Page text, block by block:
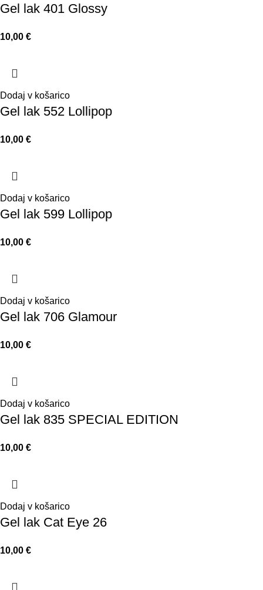
Gel lak 401 Glossy
10,00€
Dodaj v košarico
Gel lak 552 Lollipop
10,00€
Dodaj v košarico
Gel lak 599 Lollipop
10,00€
Dodaj v košarico
Gel lak 706 Glamour
10,00€
Dodaj v košarico
Gel lak 835 SPECIAL EDITION
10,00€
Dodaj v košarico
Gel lak Cat Eye 26
10,00€